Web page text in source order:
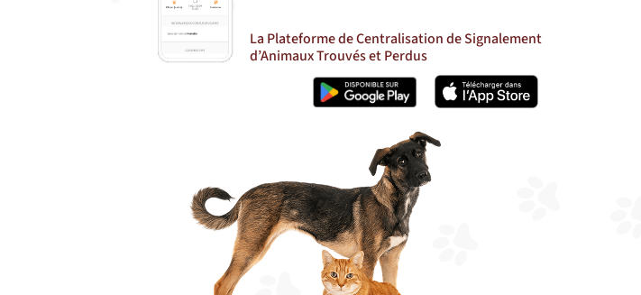
La Plateforme de Centralisation de Signalement
d’Animaux Trouvés et Perdus